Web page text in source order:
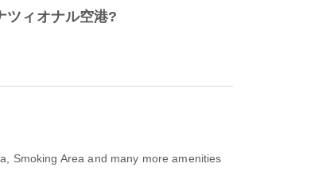
ィオナル空港?
Smoking Area and many more amenities